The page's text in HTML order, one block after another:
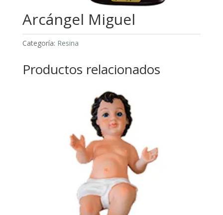
Arcángel Miguel
Categoría: Resina
Productos relacionados